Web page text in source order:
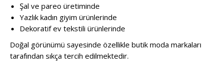
Şal ve pareo üretiminde
Yazlık kadın giyim ürünlerinde
Dekoratif ev tekstili ürünlerinde
Doğal görünümü sayesinde özellikle butik moda markaları
tarafından sıkça tercih edilmektedir.